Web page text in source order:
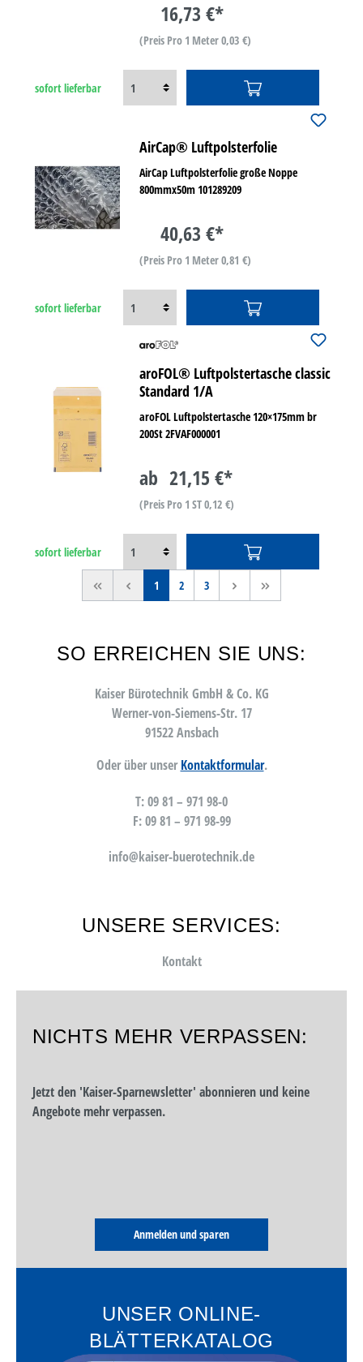
16,73 €*
(Preis Pro 1 Meter 0,03 €)
sofort lieferbar
AirCap® Luftpolsterfolie
AirCap Luftpolsterfolie große Noppe
800mmx50m 101289209
40,63 €*
(Preis Pro 1 Meter 0,81 €)
sofort lieferbar
aroFOL® Luftpolstertasche classic
Standard 1/A
aroFOL Luftpolstertasche 120×175mm br
200St 2FVAF000001
ab 21,15 €*
(Preis Pro 1 ST 0,12 €)
sofort lieferbar
<< < 1 2 3 > >>
SO ERREICHEN SIE UNS:
Kaiser Bürotechnik GmbH & Co. KG
Werner-von-Siemens-Str. 17
91522 Ansbach
Oder über unserKontaktformular.
T: 09 81 – 971 98-0
F: 09 81 – 971 98-99
info@kaiser-buerotechnik.de
UNSERE SERVICES:
Kontakt
NICHTS MEHR VERPASSEN:
Jetzt den 'Kaiser-Sparnewsletter' abonnieren und keine
Angebote mehr verpassen.
Anmelden und sparen
UNSER ONLINE-
BLÄTTERKATALOG